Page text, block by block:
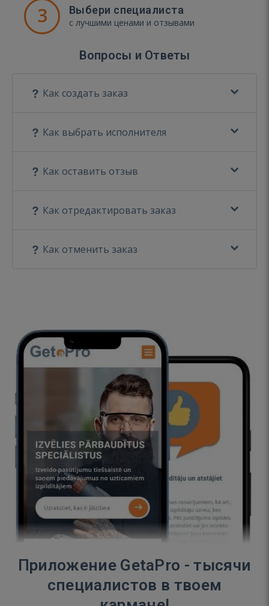
3 Выбери специалиста
с лучшими ценами и отзывами
Вопросы и Ответы
Как создать заказ
Как выбрать исполнителя
Как оставить отзыв
Как отредактировать заказ
Как отменить заказ
Приложение GetaPro - тысячи
специалистов в твоем